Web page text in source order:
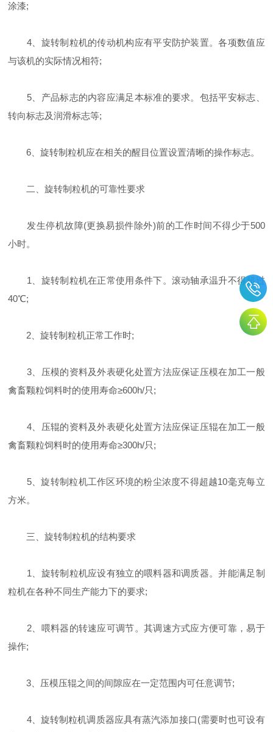
涂漆;
4、旋转制粒机的传动机构应有平安防护装置。各项数值应
与该机的实际情况相符;
5、产品标志的内容应满足本标准的要求。包括平安标志、
转向标志及润滑标志等;
6、旋转制粒机应在相关的醒目位置设置清晰的操作标志。
二、旋转制粒机的可靠性要求
发生停机故障(更换易损件除外)前的工作时间不得少于500
小时。
1、旋转制粒机在正常使用条件下。滚动轴承温升不得超过
40℃;
2、旋转制粒机正常工作时;
3、压模的资料及外表硬化处置方法应保证压模在加工一般
禽畜颗粒饲料时的使用寿命≥600h/只;
4、压辊的资料及外表硬化处置方法应保证压辊在加工一般
禽畜颗粒饲料时的使用寿命≥300h/只;
5、旋转制粒机工作区环境的粉尘浓度不得超越10毫克每立
方米。
三、旋转制粒机的结构要求
1、旋转制粒机应设有独立的喂料器和调质器。并能满足制
粒机在各种不同生产能力下的要求;
2、喂料器的转速应可调节。其调速方式应方便可靠，易于
操作;
3、压模压辊之间的间隙应在一定范围内可任意调节;
4、旋转制粒机调质器应具有蒸汽添加接口(需要时也可设有